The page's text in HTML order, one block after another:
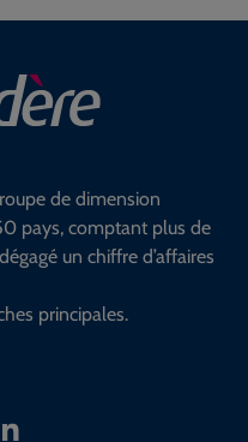
de dimension
pays, comptant plus de
un chiffre d’affaires
principales.